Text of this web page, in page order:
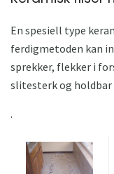
En spesiell type
ferdigmetoden kan
sprekker, flekker i
slitesterk og holdbar
.